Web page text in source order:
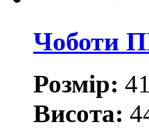
Чоботи
Розмір:
Висота: